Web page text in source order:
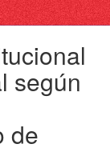
según
de